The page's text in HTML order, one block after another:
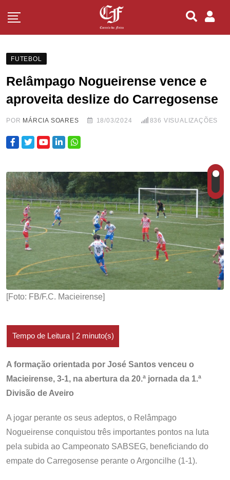
FUTEBOL
Relâmpago Nogueirense vence e
aproveita deslize do Carregosense
POR MÁRCIA SOARES 18/03/2024 836 VISUALIZAÇÕES
[Foto: FB/F.C. Macieirense]
A formação orientada por José Santos venceu o
Macieirense, 3-1, na abertura da 20.ª jornada da 1.ª
Divisão de Aveiro
A jogar perante os seus adeptos, o Relâmpago
Nogueirense conquistou três importantes pontos na luta
pela subida ao Campeonato SABSEG, beneficiando do
empate do Carregosense perante o Argoncilhe (1-1).